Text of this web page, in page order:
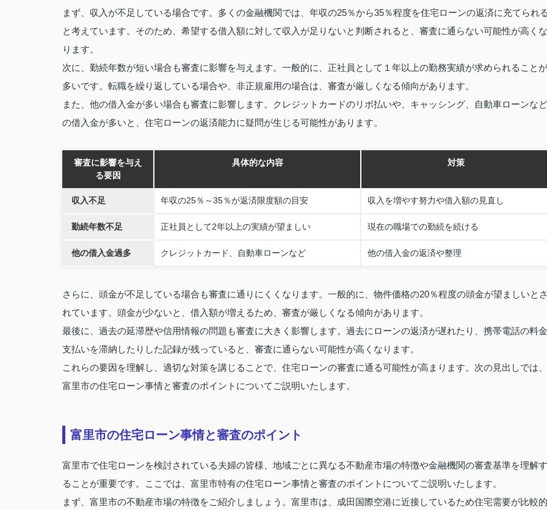
まず、収入が不足している場合です。多くの金融機関では、年収の25％から35％程度を住宅ローンの返済に充てられる
と考えています。そのため、希望する借入額に対して収入が足りないと判断されると、審査に通らない可能性が高くな
ります。
次に、勤続年数が短い場合も審査に影響を与えます。一般的に、正社員として１年以上の勤務実績が求められることが
多いです。転職を繰り返している場合や、非正規雇用の場合は、審査が厳しくなる傾向があります。
また、他の借入金が多い場合も審査に影響します。クレジットカードのリボ払いや、キャッシング、自動車ローンなど
の借入金が多いと、住宅ローンの返済能力に疑問が生じる可能性があります。
審査に影響を与え
る要因
具体的な内容 対策
収入不足 年収の25％～35％が返済限度額の目安 収入を増やす努力や借入額の見直し
勤続年数不足 正社員として2年以上の実績が望ましい 現在の職場での勤続を続ける
他の借入金過多 クレジットカード、自動車ローンなど 他の借入金の返済や整理
さらに、頭金が不足している場合も審査に通りにくくなります。一般的に、物件価格の20％程度の頭金が望ましいとさ
れています。頭金が少ないと、借入額が増えるため、審査が厳しくなる傾向があります。
最後に、過去の延滞歴や信用情報の問題も審査に大きく影響します。過去にローンの返済が遅れたり、携帯電話の料金
支払いを滞納したりした記録が残っていると、審査に通らない可能性が高くなります。
これらの要因を理解し、適切な対策を講じることで、住宅ローンの審査に通る可能性が高まります。次の見出しでは、
富里市の住宅ローン事情と審査のポイントについてご説明いたします。
富里市の住宅ローン事情と審査のポイント
富里市で住宅ローンを検討されている夫婦の皆様、地域ごとに異なる不動産市場の特徴や金融機関の審査基準を理解す
ることが重要です。ここでは、富里市特有の住宅ローン事情と審査のポイントについてご説明いたします。
まず、富里市の不動産市場の特徴をご紹介しましょう。富里市は、成田国際空港に近接しているため住宅需要が比較的